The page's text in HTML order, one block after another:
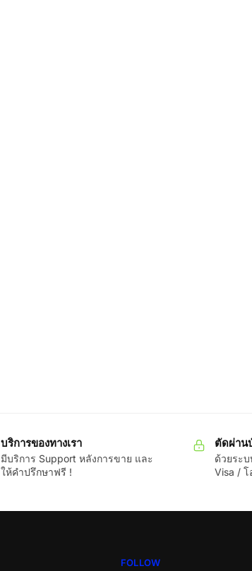
บริการของทางเรา
มีบริการ Support หลังการขาย และ
ให้คำปรึกษาฟรี !
ตัดผ่าน
ด้วยระ
Visa / โ
FOLLOW